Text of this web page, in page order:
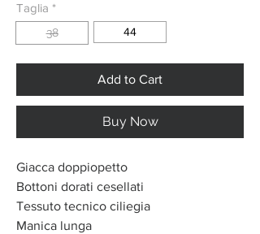
Taglia *
38 44
Add to Cart
Buy Now
Giacca doppiopetto
Bottoni dorati cesellati
Tessuto tecnico ciliegia
Manica lunga